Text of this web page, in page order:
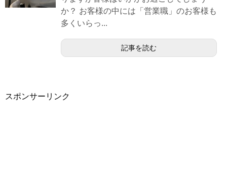
か？ お客様の中には「営業職」のお客様も
多くいらっ...
記事を読む
スポンサーリンク